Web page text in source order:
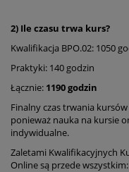
2) Ile czasu trwa kurs?
Kwalifikacja BPO.02: 1050
Praktyki: 140 godzin
Łącznie: 1190 godzin
Finalny czas trwania
ponieważ nauka na kursie
indywidualne.
Zaletami Kwalifikacyjnych
Online są przede wszystkim: